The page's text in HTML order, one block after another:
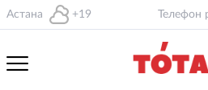
Астана +19 Телефон